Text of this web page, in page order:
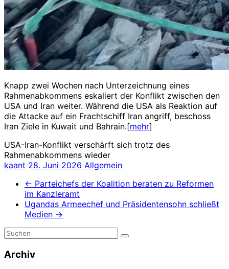
Knapp zwei Wochen nach Unterzeichnung eines
Rahmenabkommens eskaliert der Konflikt zwischen den
USA und Iran weiter. Während die USA als Reaktion auf
die Attacke auf ein Frachtschiff Iran angriff, beschoss
Iran Ziele in Kuwait und Bahrain.[mehr]
USA-Iran-Konflikt verschärft sich trotz des
Rahmenabkommens wieder
kaant 28. Juni 2026 Allgemein
← Parteichefs der Koalition beraten zu Reformen
im Kanzleramt
Ugandas Armeechef und Präsidentensohn schließt
Medien →
Archiv